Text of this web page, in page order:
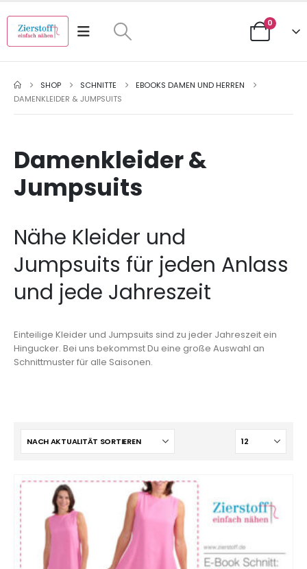
0
SHOP SCHNITTE
EBOOKS DAMEN UND HERREN
DAMENKLEIDER & JUMPSUITS
Damenkleider &
Jumpsuits
Nähe Kleider und
Jumpsuits für jeden Anlass
und jede Jahreszeit
Einteilige Kleider und Jumpsuits sind zu jeder Jahreszeit ein
Hingucker. Bei uns bekommst Du eine große Auswahl an
Schnittmuster für alle Saisonen.